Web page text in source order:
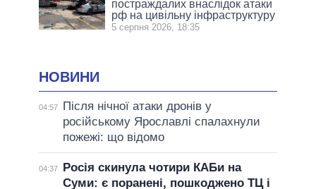
постраждалих внаслідок атаки
рф на цивільну інфраструктуру
5 серпня 2026, 18:35
НОВИНИ
04:57
Після нічної атаки дронів у
російському Ярославлі спалахнули
пожежі: що відомо
04:37
Росія скинула чотири КАБи на
Суми: є поранені, пошкоджено ТЦ і